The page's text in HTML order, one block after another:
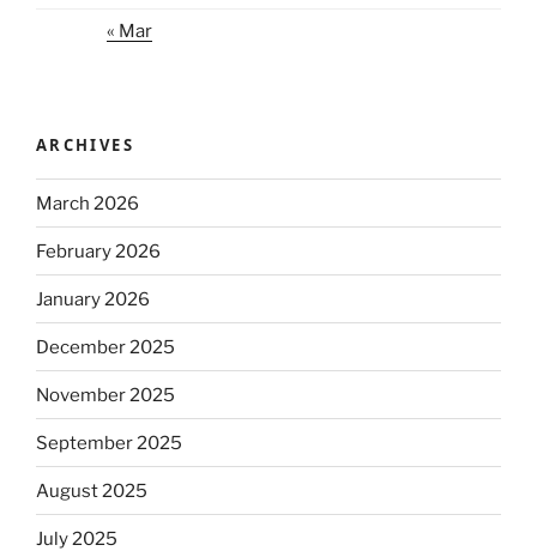
« Mar
ARCHIVES
March 2026
February 2026
January 2026
December 2025
November 2025
September 2025
August 2025
July 2025